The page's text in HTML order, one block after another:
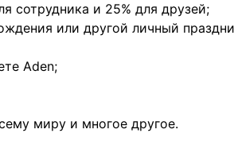
сотрудника и 25% для друзей;
или другой личный
Aden;
миру и многое другое.